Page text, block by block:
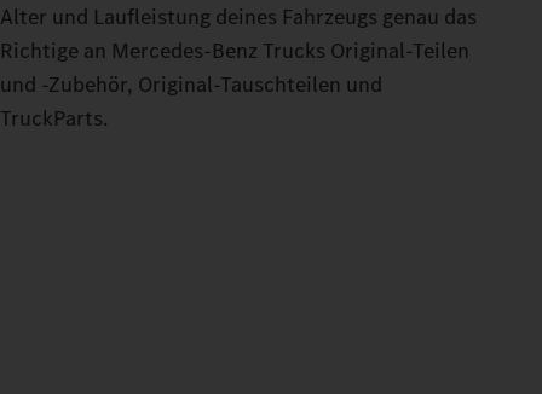
Alter und Laufleistung deines Fahrzeugs genau das
Richtige an Mercedes‑Benz Trucks Original‑Teilen
und -Zubehör, Original‑Tauschteilen und
TruckParts.